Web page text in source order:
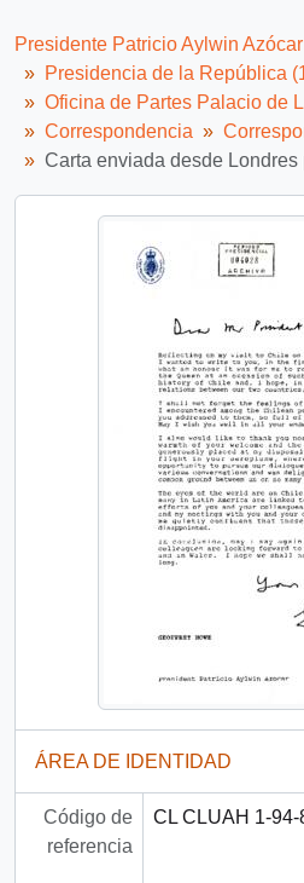
Presidente Patricio Aylwin
Presidencia de la República
Oficina de Partes Palacio de
Correspondencia
Carta enviada desde
ÁREA DE IDENTIDAD
Código de
referencia
CL CLUAH 1-94-